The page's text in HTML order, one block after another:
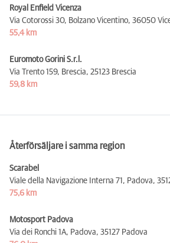
Royal Enfield Vicenza
Via Cotorossi 30, Bolzano Vicentino, 36050
55,4 km
Euromoto Gorini S.r.l.
Via Trento 159, Brescia, 25123 Brescia
59,8 km
Återförsäljare i samma region
Scarabel
Viale della Navigazione Interna 71, Padova,
75,6 km
Motosport Padova
Via dei Ronchi 1A, Padova, 35127 Padova